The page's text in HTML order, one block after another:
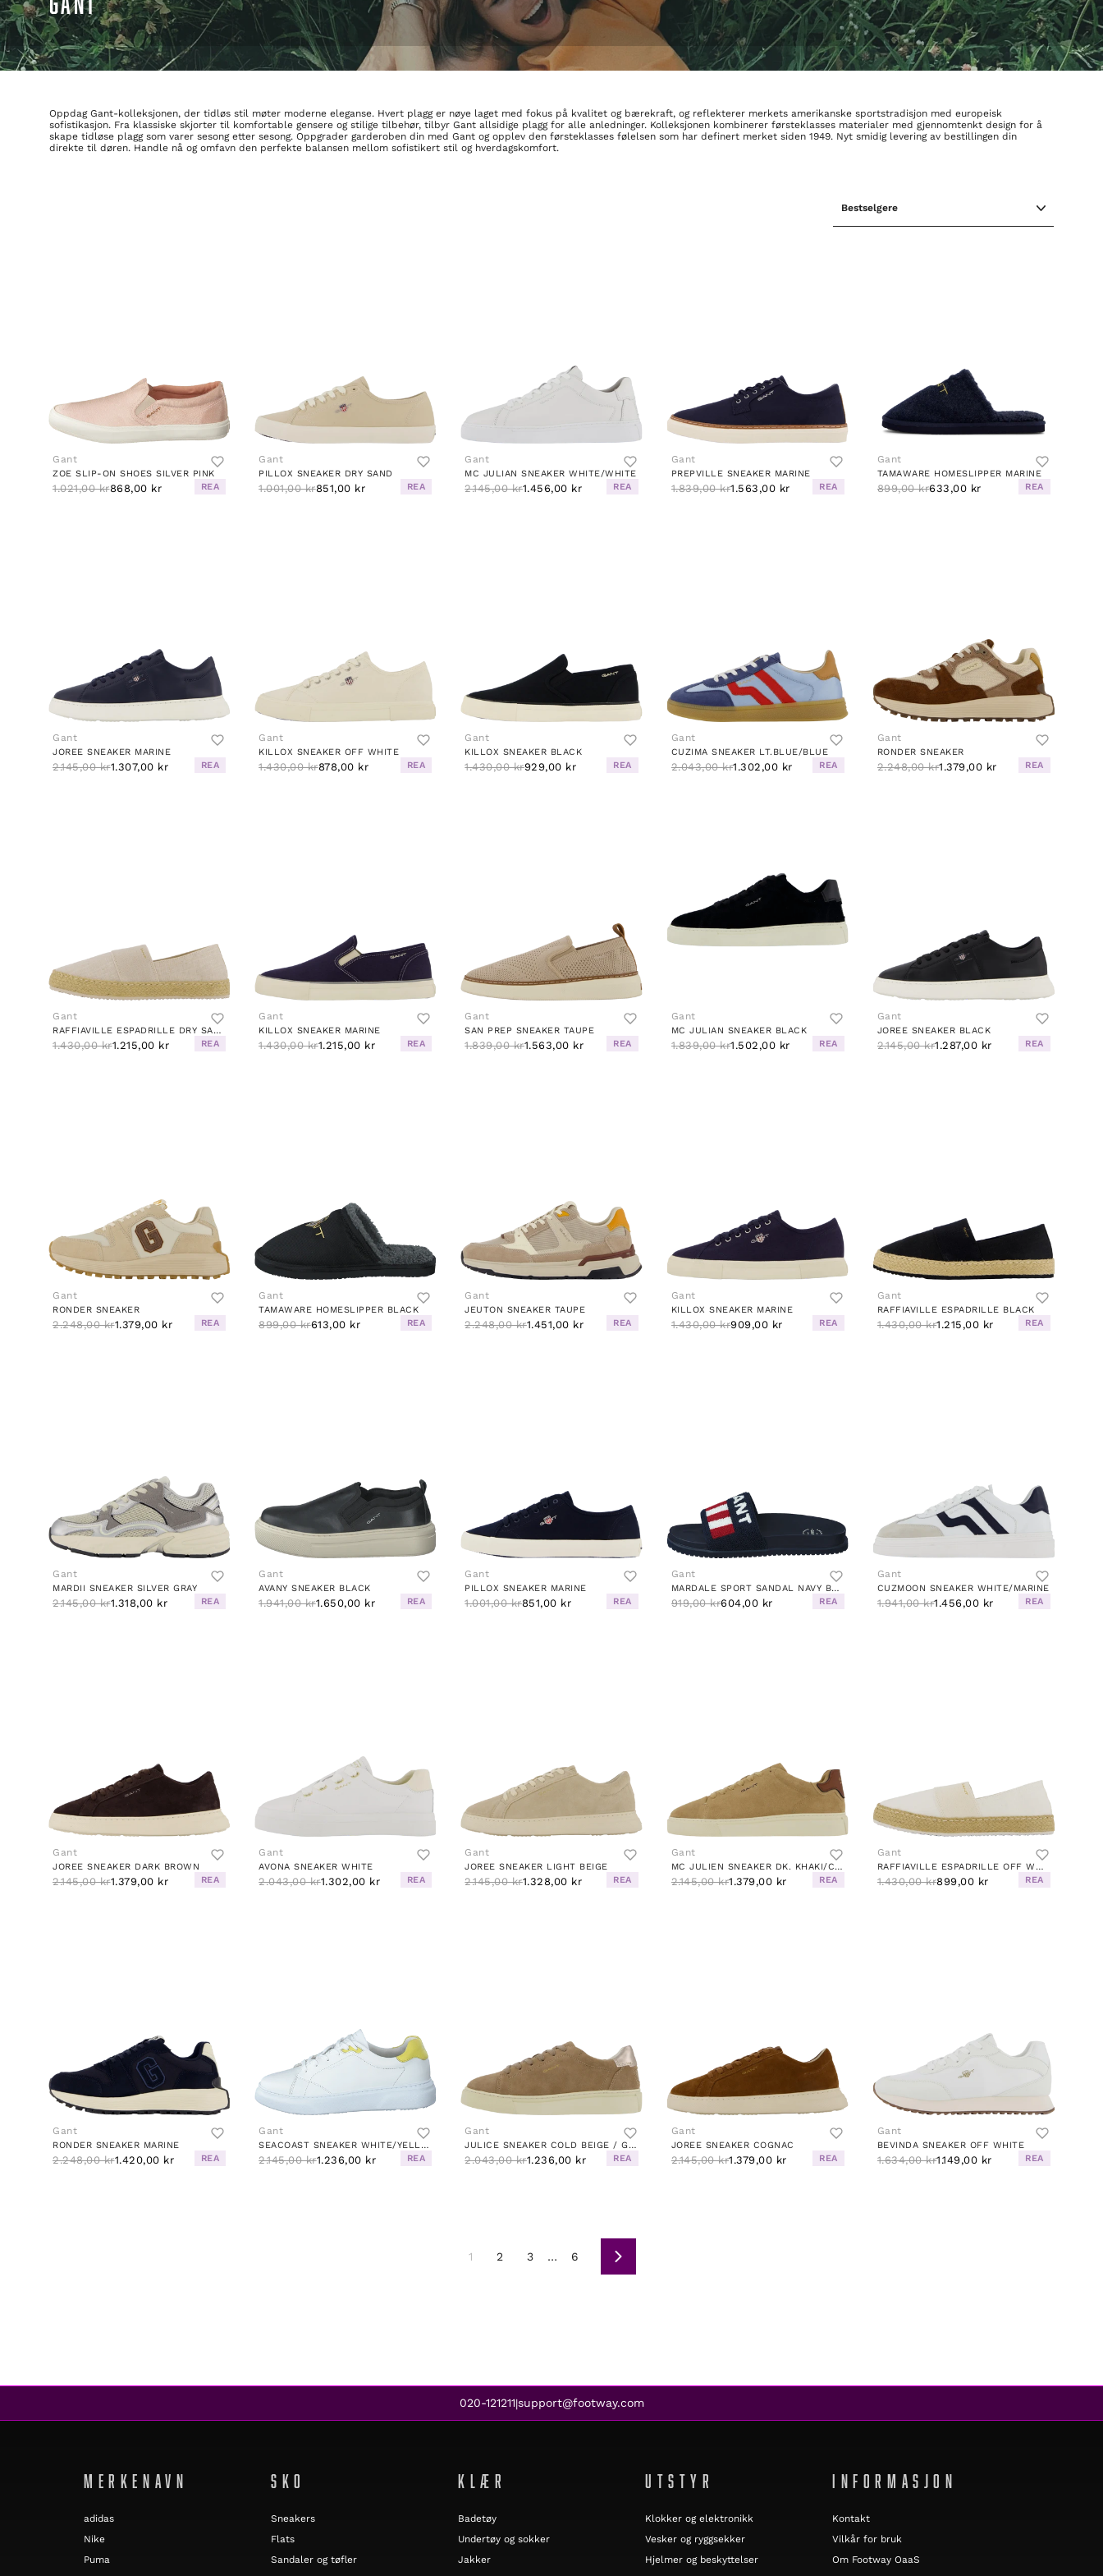
Oppdag Gant-kolleksjonen, der tidløs stil møter moderne eleganse. Hvert plagg er nøye laget med fokus på kvalitet og bærekraft, og reflekterer merkets amerikanske sportstradisjon med europeisk
sofistikasjon. Fra klassiske skjorter til komfortable gensere og stilige tilbehør, tilbyr Gant allsidige plagg for alle anledninger. Kolleksjonen kombinerer førsteklasses materialer med gjennomtenkt design for å
skape tidløse plagg som varer sesong etter sesong. Oppgrader garderoben din med Gant og opplev den førsteklasses følelsen som har definert merket siden 1949. Nyt smidig levering av bestillingen din
direkte til døren. Handle nå og omfavn den perfekte balansen mellom sofistikert stil og hverdagskomfort.
Gant
ZOE SLIP-ON SHOES SILVER PINK
1.021,00 kr868,00 kr REA
Gant
PILLOX SNEAKER DRY SAND
1.001,00 kr851,00 kr REA
Gant
MC JULIAN SNEAKER WHITE/WHITE
2.145,00 kr1.456,00 kr REA
Gant
PREPVILLE SNEAKER MARINE
1.839,00 kr1.563,00 kr REA
Gant
TAMAWARE HOMESLIPPER MARINE
899,00 kr633,00 kr REA
Gant
JOREE SNEAKER MARINE
2.145,00 kr1.307,00 kr REA
Gant
KILLOX SNEAKER OFF WHITE
1.430,00 kr878,00 kr REA
Gant
KILLOX SNEAKER BLACK
1.430,00 kr929,00 kr REA
Gant
CUZIMA SNEAKER LT.BLUE/BLUE
2.043,00 kr1.302,00 kr REA
Gant
RONDER SNEAKER
2.248,00 kr1.379,00 kr REA
Gant
RAFFIAVILLE ESPADRILLE DRY SAND
1.430,00 kr1.215,00 kr REA
Gant
KILLOX SNEAKER MARINE
1.430,00 kr1.215,00 kr REA
Gant
SAN PREP SNEAKER TAUPE
1.839,00 kr1.563,00 kr REA
Gant
MC JULIAN SNEAKER BLACK
1.839,00 kr1.502,00 kr REA
Gant
JOREE SNEAKER BLACK
2.145,00 kr1.287,00 kr REA
Gant
RONDER SNEAKER
2.248,00 kr1.379,00 kr REA
Gant
TAMAWARE HOMESLIPPER BLACK
899,00 kr613,00 kr REA
Gant
JEUTON SNEAKER TAUPE
2.248,00 kr1.451,00 kr REA
Gant
KILLOX SNEAKER MARINE
1.430,00 kr909,00 kr REA
Gant
RAFFIAVILLE ESPADRILLE BLACK
1.430,00 kr1.215,00 kr REA
Gant
MARDII SNEAKER SILVER GRAY
2.145,00 kr1.318,00 kr REA
Gant
AVANY SNEAKER BLACK
1.941,00 kr1.650,00 kr REA
Gant
PILLOX SNEAKER MARINE
1.001,00 kr851,00 kr REA
Gant
MARDALE SPORT SANDAL NAVY BLUE
919,00 kr604,00 kr REA
Gant
CUZMOON SNEAKER WHITE/MARINE
1.941,00 kr1.456,00 kr REA
Gant
JOREE SNEAKER DARK BROWN
2.145,00 kr1.379,00 kr REA
Gant
AVONA SNEAKER WHITE
2.043,00 kr1.302,00 kr REA
Gant
JOREE SNEAKER LIGHT BEIGE
2.145,00 kr1.328,00 kr REA
Gant
MC JULIEN SNEAKER DK. KHAKI/COGNAC
2.145,00 kr1.379,00 kr REA
Gant
RAFFIAVILLE ESPADRILLE OFF WHITE
1.430,00 kr899,00 kr REA
Gant
RONDER SNEAKER MARINE
2.248,00 kr1.420,00 kr REA
Gant
SEACOAST SNEAKER WHITE/YELLOW
2.145,00 kr1.236,00 kr REA
Gant
JULICE SNEAKER COLD BEIGE / GOLD
2.043,00 kr1.236,00 kr REA
Gant
JOREE SNEAKER COGNAC
2.145,00 kr1.379,00 kr REA
Gant
BEVINDA SNEAKER OFF WHITE
1.634,00 kr1.149,00 kr REA
1 2 3 … 6 Neste
020-121211|support@footway.com
MERKENAVN
adidas
Nike
Puma
SKO
Sneakers
Flats
Sandaler og tøfler
KLÆR
Badetøy
Undertøy og sokker
Jakker
UTSTYR
Klokker og elektronikk
Vesker og ryggsekker
Hjelmer og beskyttelser
INFORMASJON
Kontakt
Vilkår for bruk
Om Footway OaaS